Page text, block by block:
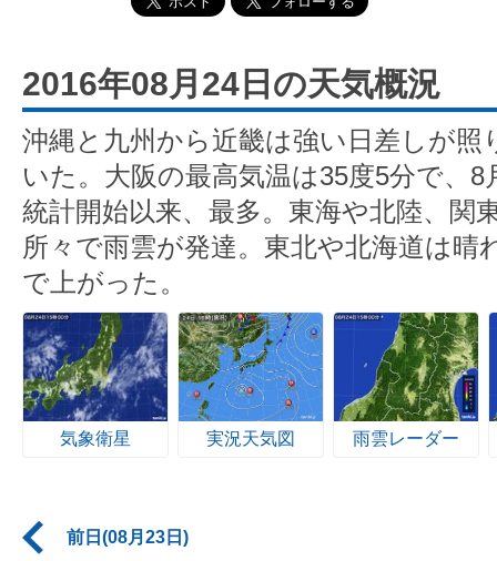
2016年08月24日の天気概況
沖縄と九州から近畿は強い日差しが照
いた。大阪の最高気温は35度5分で、
統計開始以来、最多。東海や北陸、関
所々で雨雲が発達。東北や北海道は晴
で上がった。
気象衛星 実況天気図 雨雲レーダー
前日(08月23日)